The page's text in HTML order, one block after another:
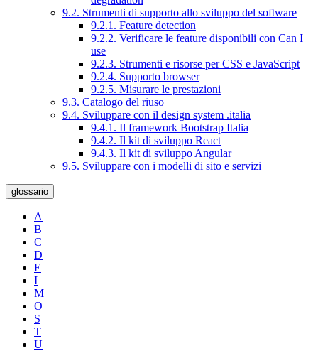
9.2. Strumenti di supporto allo sviluppo del software
9.2.1. Feature detection
9.2.2. Verificare le feature disponibili con Can I
use
9.2.3. Strumenti e risorse per CSS e JavaScript
9.2.4. Supporto browser
9.2.5. Misurare le prestazioni
9.3. Catalogo del riuso
9.4. Sviluppare con il design system .italia
9.4.1. Il framework Bootstrap Italia
9.4.2. Il kit di sviluppo React
9.4.3. Il kit di sviluppo Angular
9.5. Sviluppare con i modelli di sito e servizi
glossario
A
B
C
D
E
I
M
O
S
T
U